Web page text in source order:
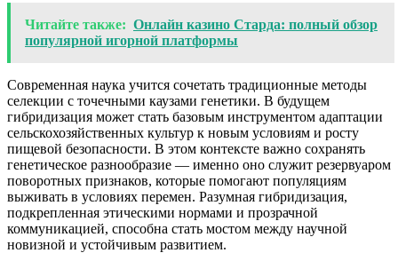
Читайте также: Онлайн казино Старда: полный обзор
популярной игорной платформы
Современная наука учится сочетать традиционные методы
селекции с точечными каузами генетики. В будущем
гибридизация может стать базовым инструментом адаптации
сельскохозяйственных культур к новым условиям и росту
пищевой безопасности. В этом контексте важно сохранять
генетическое разнообразие — именно оно служит резервуаром
поворотных признаков, которые помогают популяциям
выживать в условиях перемен. Разумная гибридизация,
подкрепленная этическими нормами и прозрачной
коммуникацией, способна стать мостом между научной
новизной и устойчивым развитием.